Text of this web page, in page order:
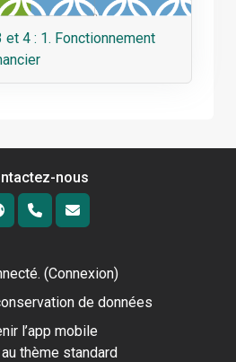
4 : 1. Fonctionnement
nous
(Connexion)
de données
l’app mobile
thème standard